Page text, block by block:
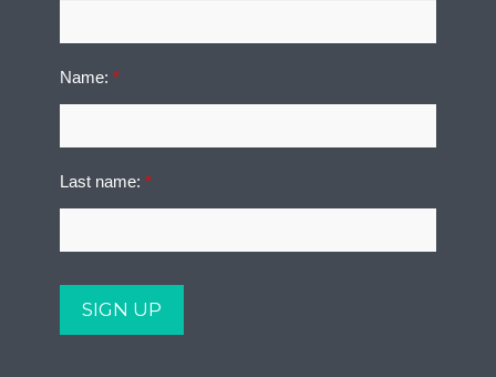
Name:*
Last name:*